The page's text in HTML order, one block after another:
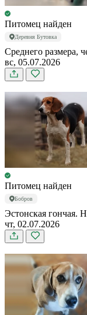
Питомец найден
Деревня Бутовка
Среднего размера,
вс, 05.07.2026
Питомец найден
Бобров
Эстонская гончая.
чт, 02.07.2026